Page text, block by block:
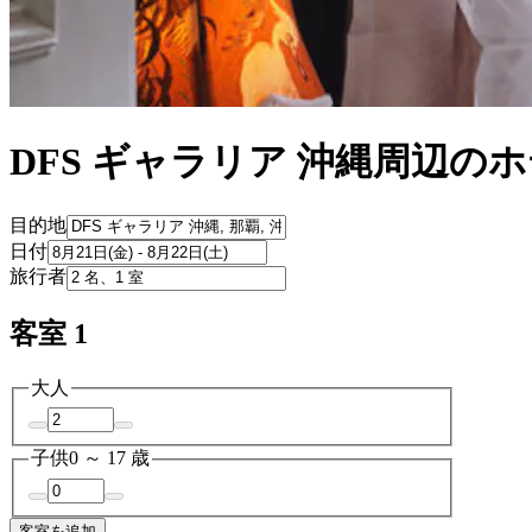
DFS ギャラリア 沖縄周辺の
目的地
日付
旅行者
客室 1
大人
子供0 ～ 17 歳